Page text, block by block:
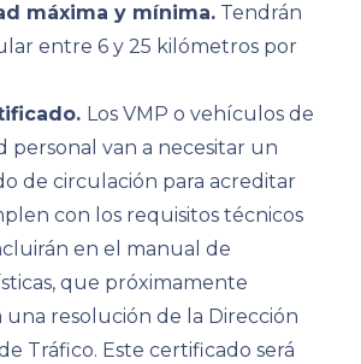
máxima y mínima. Tendrán
entre 6 y 25 kilómetros por
Los VMP o vehículos de
personal van a necesitar un
de circulación para acreditar
con los requisitos técnicos
en el manual de
que próximamente
una resolución de la Dirección
Tráfico. Este certificado será